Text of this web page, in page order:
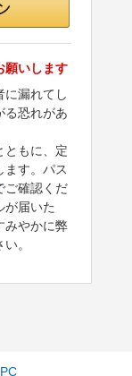
願いします
に漏れてし
る恐れがあ
ともに、定
ます。パス
ご確認くだ
が届いた
みやかに弊
。
PC